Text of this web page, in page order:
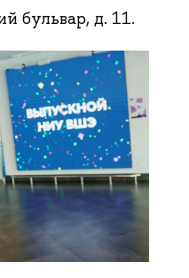
бульвар, д. 11.